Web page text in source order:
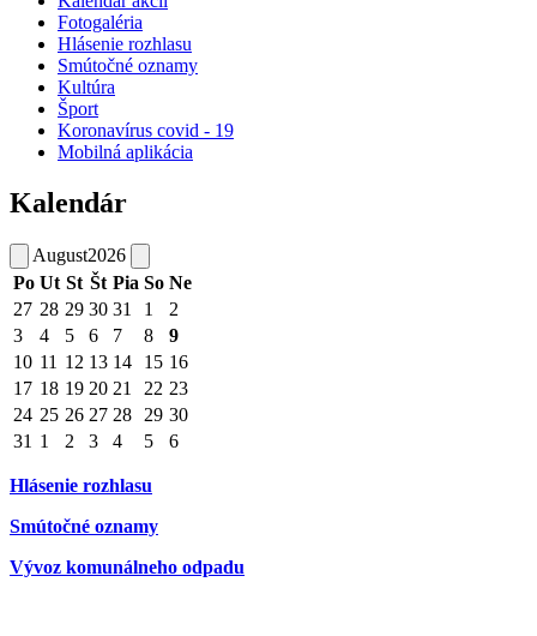
Fotogaléria
Hlásenie rozhlasu
Smútočné oznamy
Kultúra
Šport
Koronavírus covid - 19
Mobilná aplikácia
Kalendár
August2026
Po Ut St Št Pia So Ne
27 28 29 30 31 1
2
3
4 5 6 7 8
9
10 11 12 13 14 15 16
17 18 19 20 21 22 23
24 25 26 27 28 29 30
31 1 2 3 4 5 6
Hlásenie rozhlasu
Smútočné oznamy
Vývoz komunálneho odpadu